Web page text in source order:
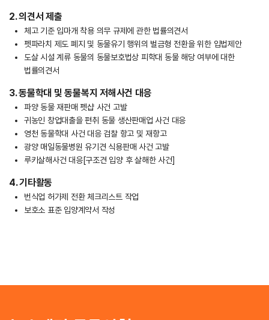
2. 의견서 제출
체고 기준 입마개 착용 의무 규제에 관한 법률의견서
펫파라치 제도 폐지 및 동물유기 행위의 벌금형 전환을 위한 입법제안
도살 시설 계류 동물의 동물보호법상 피학대 동물 해당 여부에 대한
법률의견서
3. 동물학대 및 동물복지 저해사건 대응
파양 동물 재판매 펫샵 사건 고발
귀농인 창업대출을 편취 동물 생산판매업 사건 대응
영천 동물학대 사건 대응 검찰 항고 및 재항고
광양 매일동물병원 유기견 식용판매 사건 고발
루키살해사건 대응[구조견 입양 후 살해한 사건]
4. 기타활동
번식업 허가제 전환 체크리스트 작업
보호소 표준 입양계약서 작성